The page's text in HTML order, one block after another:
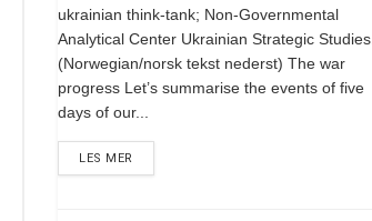
ukrainian think-tank; Non-Governmental
Analytical Center Ukrainian Strategic Studies.
(Norwegian/norsk tekst nederst) The war
progress Let’s summarise the events of five
days of our...
LES MER